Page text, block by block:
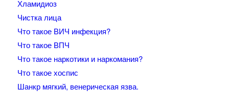
Хламидиоз
Чистка лица
Что такое ВИЧ инфекция?
Что такое ВПЧ
Что такое наркотики и наркомания?
Что такое хоспис
Шанкр мягкий, венерическая язва.